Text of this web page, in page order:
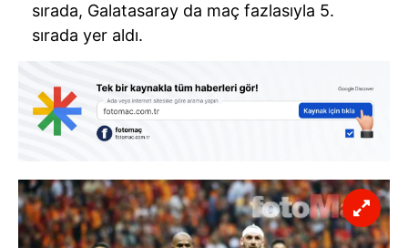
sırada, Galatasaray da maç fazlasıyla 5.
sırada yer aldı.